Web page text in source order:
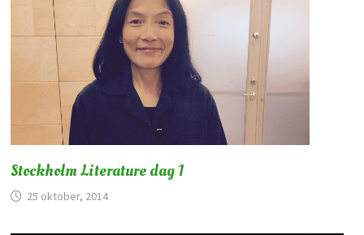
Stockholm Literature dag 1
25 oktober, 2014